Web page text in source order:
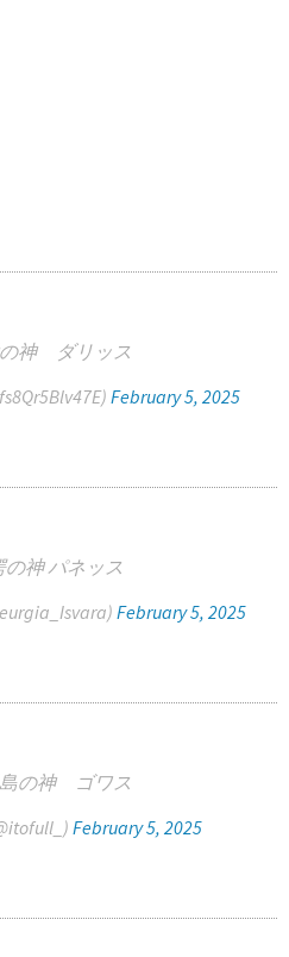
神 ダリッス
February 5, 2025
の神 パネッス
February 5, 2025
の神 ゴワス
February 5, 2025